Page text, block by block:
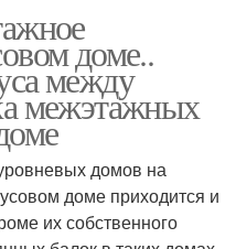
доме..
между
межэтажных
домов на
доме приходится и
их собственного